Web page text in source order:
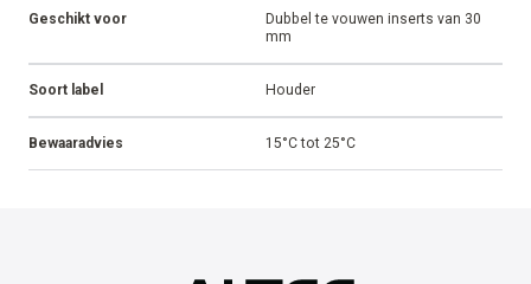
Geschikt voor
Dubbel te vouwen inserts van 30
mm
Soort label Houder
Bewaaradvies 15°C tot 25°C